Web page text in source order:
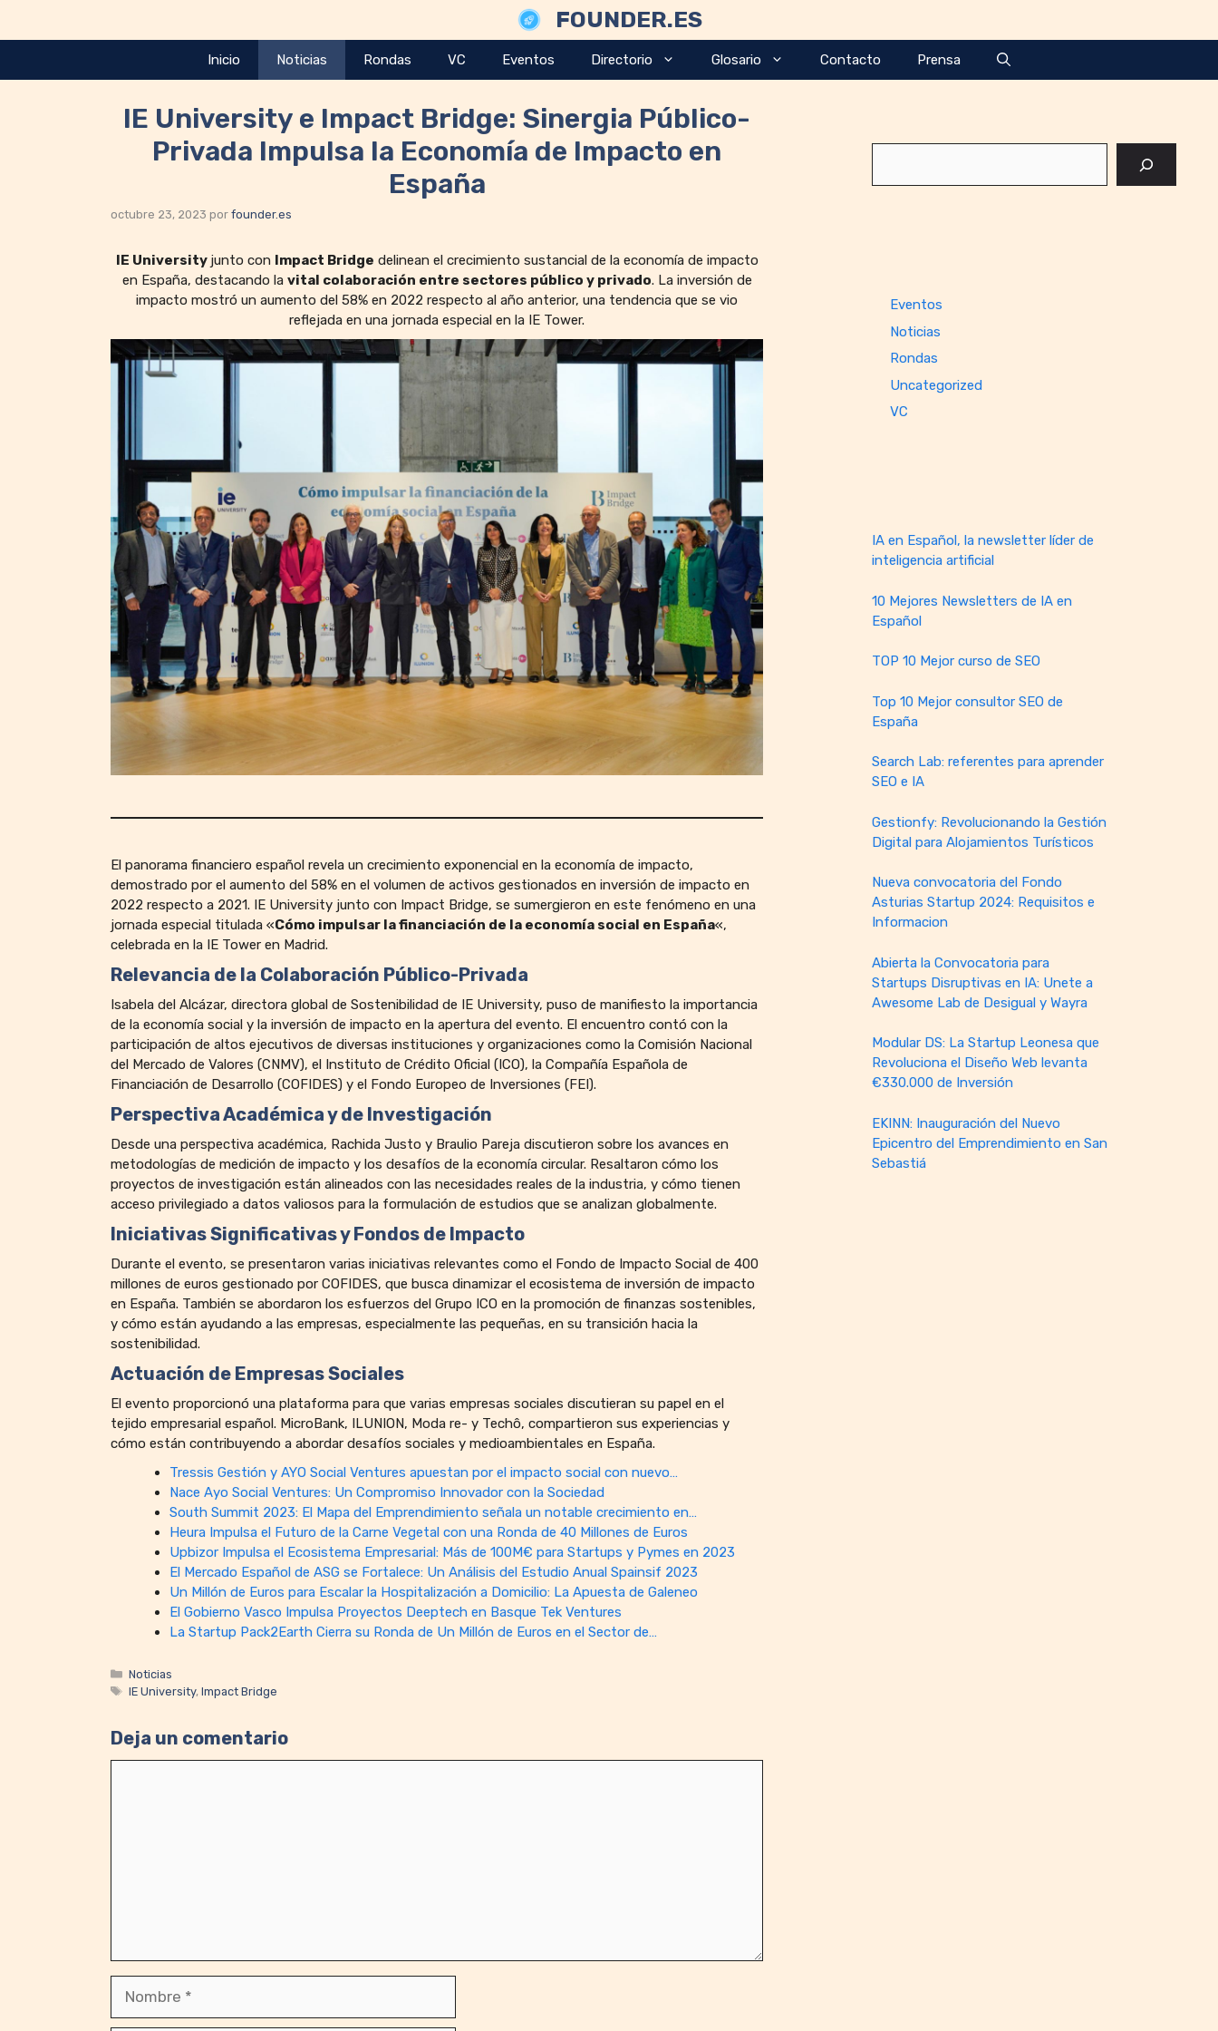
FOUNDER.ES
Inicio Noticias Rondas VC Eventos Directorio Glosario Contacto Prensa
IE University e Impact Bridge: Sinergia Público-
Privada Impulsa la Economía de Impacto en
España
octubre 23, 2023 por founder.es
IE University junto con Impact Bridge delinean el crecimiento sustancial de la economía de impacto
en España, destacando la vital colaboración entre sectores público y privado. La inversión de
impacto mostró un aumento del 58% en 2022 respecto al año anterior, una tendencia que se vio
reflejada en una jornada especial en la IE Tower.
El panorama financiero español revela un crecimiento exponencial en la economía de impacto,
demostrado por el aumento del 58% en el volumen de activos gestionados en inversión de impacto en
2022 respecto a 2021. IE University junto con Impact Bridge, se sumergieron en este fenómeno en una
jornada especial titulada «Cómo impulsar la financiación de la economía social en España«,
celebrada en la IE Tower en Madrid.
Relevancia de la Colaboración Público-Privada
Isabela del Alcázar, directora global de Sostenibilidad de IE University, puso de manifiesto la importancia
de la economía social y la inversión de impacto en la apertura del evento. El encuentro contó con la
participación de altos ejecutivos de diversas instituciones y organizaciones como la Comisión Nacional
del Mercado de Valores (CNMV), el Instituto de Crédito Oficial (ICO), la Compañía Española de
Financiación de Desarrollo (COFIDES) y el Fondo Europeo de Inversiones (FEI).
Perspectiva Académica y de Investigación
Desde una perspectiva académica, Rachida Justo y Braulio Pareja discutieron sobre los avances en
metodologías de medición de impacto y los desafíos de la economía circular. Resaltaron cómo los
proyectos de investigación están alineados con las necesidades reales de la industria, y cómo tienen
acceso privilegiado a datos valiosos para la formulación de estudios que se analizan globalmente.
Iniciativas Significativas y Fondos de Impacto
Durante el evento, se presentaron varias iniciativas relevantes como el Fondo de Impacto Social de 400
millones de euros gestionado por COFIDES, que busca dinamizar el ecosistema de inversión de impacto
en España. También se abordaron los esfuerzos del Grupo ICO en la promoción de finanzas sostenibles,
y cómo están ayudando a las empresas, especialmente las pequeñas, en su transición hacia la
sostenibilidad.
Actuación de Empresas Sociales
El evento proporcionó una plataforma para que varias empresas sociales discutieran su papel en el
tejido empresarial español. MicroBank, ILUNION, Moda re- y Techô, compartieron sus experiencias y
cómo están contribuyendo a abordar desafíos sociales y medioambientales en España.
Tressis Gestión y AYO Social Ventures apuestan por el impacto social con nuevo…
Nace Ayo Social Ventures: Un Compromiso Innovador con la Sociedad
South Summit 2023: El Mapa del Emprendimiento señala un notable crecimiento en…
Heura Impulsa el Futuro de la Carne Vegetal con una Ronda de 40 Millones de Euros
Upbizor Impulsa el Ecosistema Empresarial: Más de 100M€ para Startups y Pymes en 2023
El Mercado Español de ASG se Fortalece: Un Análisis del Estudio Anual Spainsif 2023
Un Millón de Euros para Escalar la Hospitalización a Domicilio: La Apuesta de Galeneo
El Gobierno Vasco Impulsa Proyectos Deeptech en Basque Tek Ventures
La Startup Pack2Earth Cierra su Ronda de Un Millón de Euros en el Sector de…
Categorías
Noticias
Etiquetas
IE University,Impact Bridge
Deja un comentario
Eventos
Noticias
Rondas
Uncategorized
VC
IA en Español, la newsletter líder de
inteligencia artificial
10 Mejores Newsletters de IA en
Español
TOP 10 Mejor curso de SEO
Top 10 Mejor consultor SEO de
España
Search Lab: referentes para aprender
SEO e IA
Gestionfy: Revolucionando la Gestión
Digital para Alojamientos Turísticos
Nueva convocatoria del Fondo
Asturias Startup 2024: Requisitos e
Informacion
Abierta la Convocatoria para
Startups Disruptivas en IA: Unete a
Awesome Lab de Desigual y Wayra
Modular DS: La Startup Leonesa que
Revoluciona el Diseño Web levanta
€330.000 de Inversión
EKINN: Inauguración del Nuevo
Epicentro del Emprendimiento en San
Sebastiá